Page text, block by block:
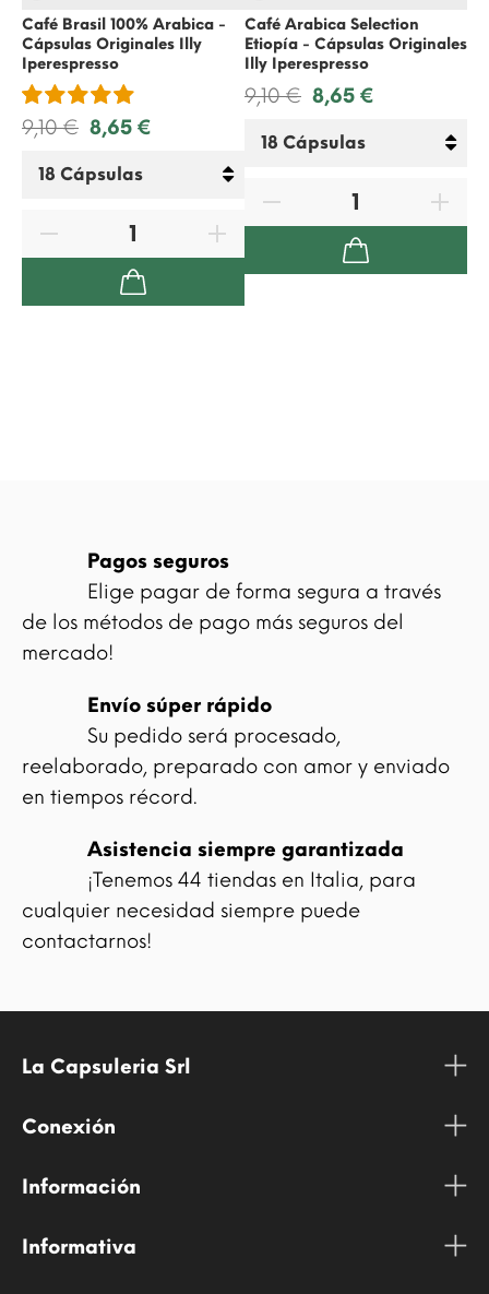
Café Brasil 100% Arabica -
Cápsulas Originales Illy
Iperespresso
9,10 € 8,65 €
Café Arabica Selection
Etiopía - Cápsulas Originales
Illy Iperespresso
9,10 € 8,65 €
Pagos seguros
Elige pagar de forma segura a través
de los métodos de pago más seguros del
mercado!
Envío súper rápido
Su pedido será procesado,
reelaborado, preparado con amor y enviado
en tiempos récord.
Asistencia siempre garantizada
¡Tenemos 44 tiendas en Italia, para
cualquier necesidad siempre puede
contactarnos!
La Capsuleria Srl
Conexión
Información
Informativa